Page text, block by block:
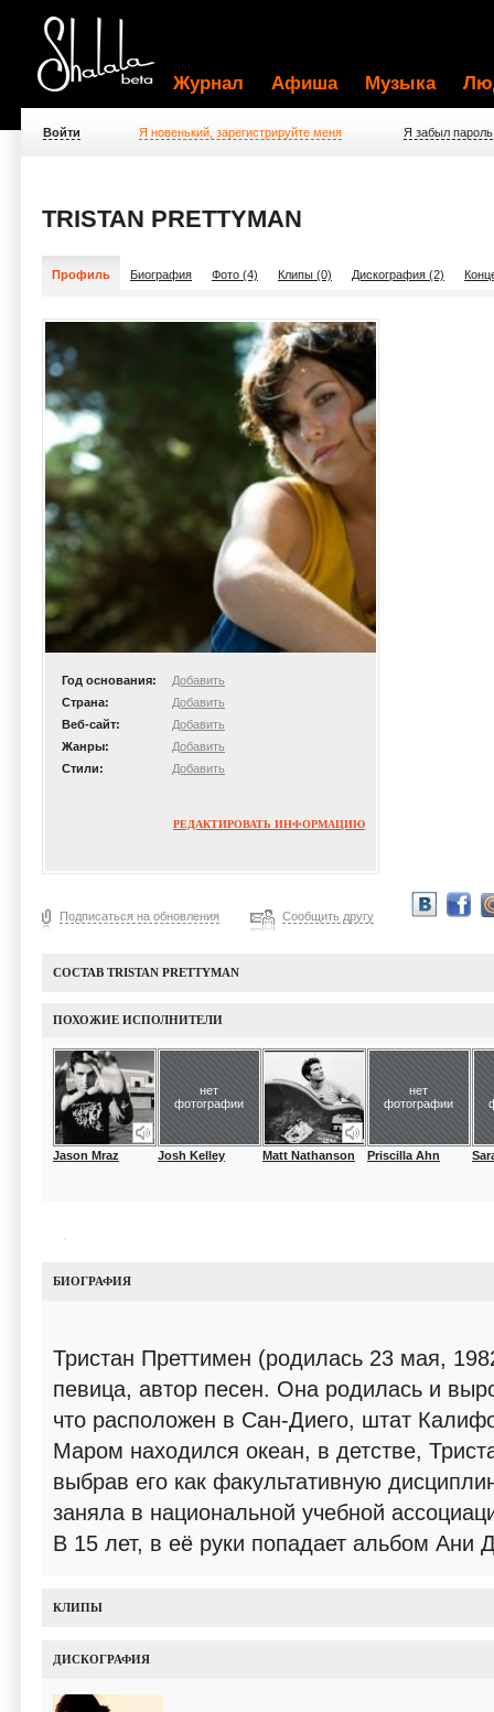
Журнал Афиша Музыка
Войти Я новенький, зарегистрируйте меня Я забыл пароль
TRISTAN PRETTYMAN
Профиль Биография Фото (4) Клипы (0) Дискография (2)
Год основания:
Добавить
Страна:
Добавить
Веб-сайт:
Добавить
Жанры:
Добавить
Стили:
Добавить
РЕДАКТИРОВАТЬ ИНФОРМАЦИЮ
Подписаться на обновления Сообщить другу
СОСТАВ TRISTAN PRETTYMAN
ПОХОЖИЕ ИСПОЛНИТЕЛИ
Jason Mraz
нет
фотографии
Josh Kelley Matt Nathanson
нет
фотографии
Priscilla Ahn
БИОГРАФИЯ
Тристан Преттимен (родилась 23 мая,
певица, автор песен. Она родилась и
что расположен в Сан-Диего, штат
Маром находился океан, в детстве,
выбрав его как факультативную
заняла в национальной учебной
В 15 лет, в её руки попадает альбом Ани
КЛИПЫ
ДИСКОГРАФИЯ